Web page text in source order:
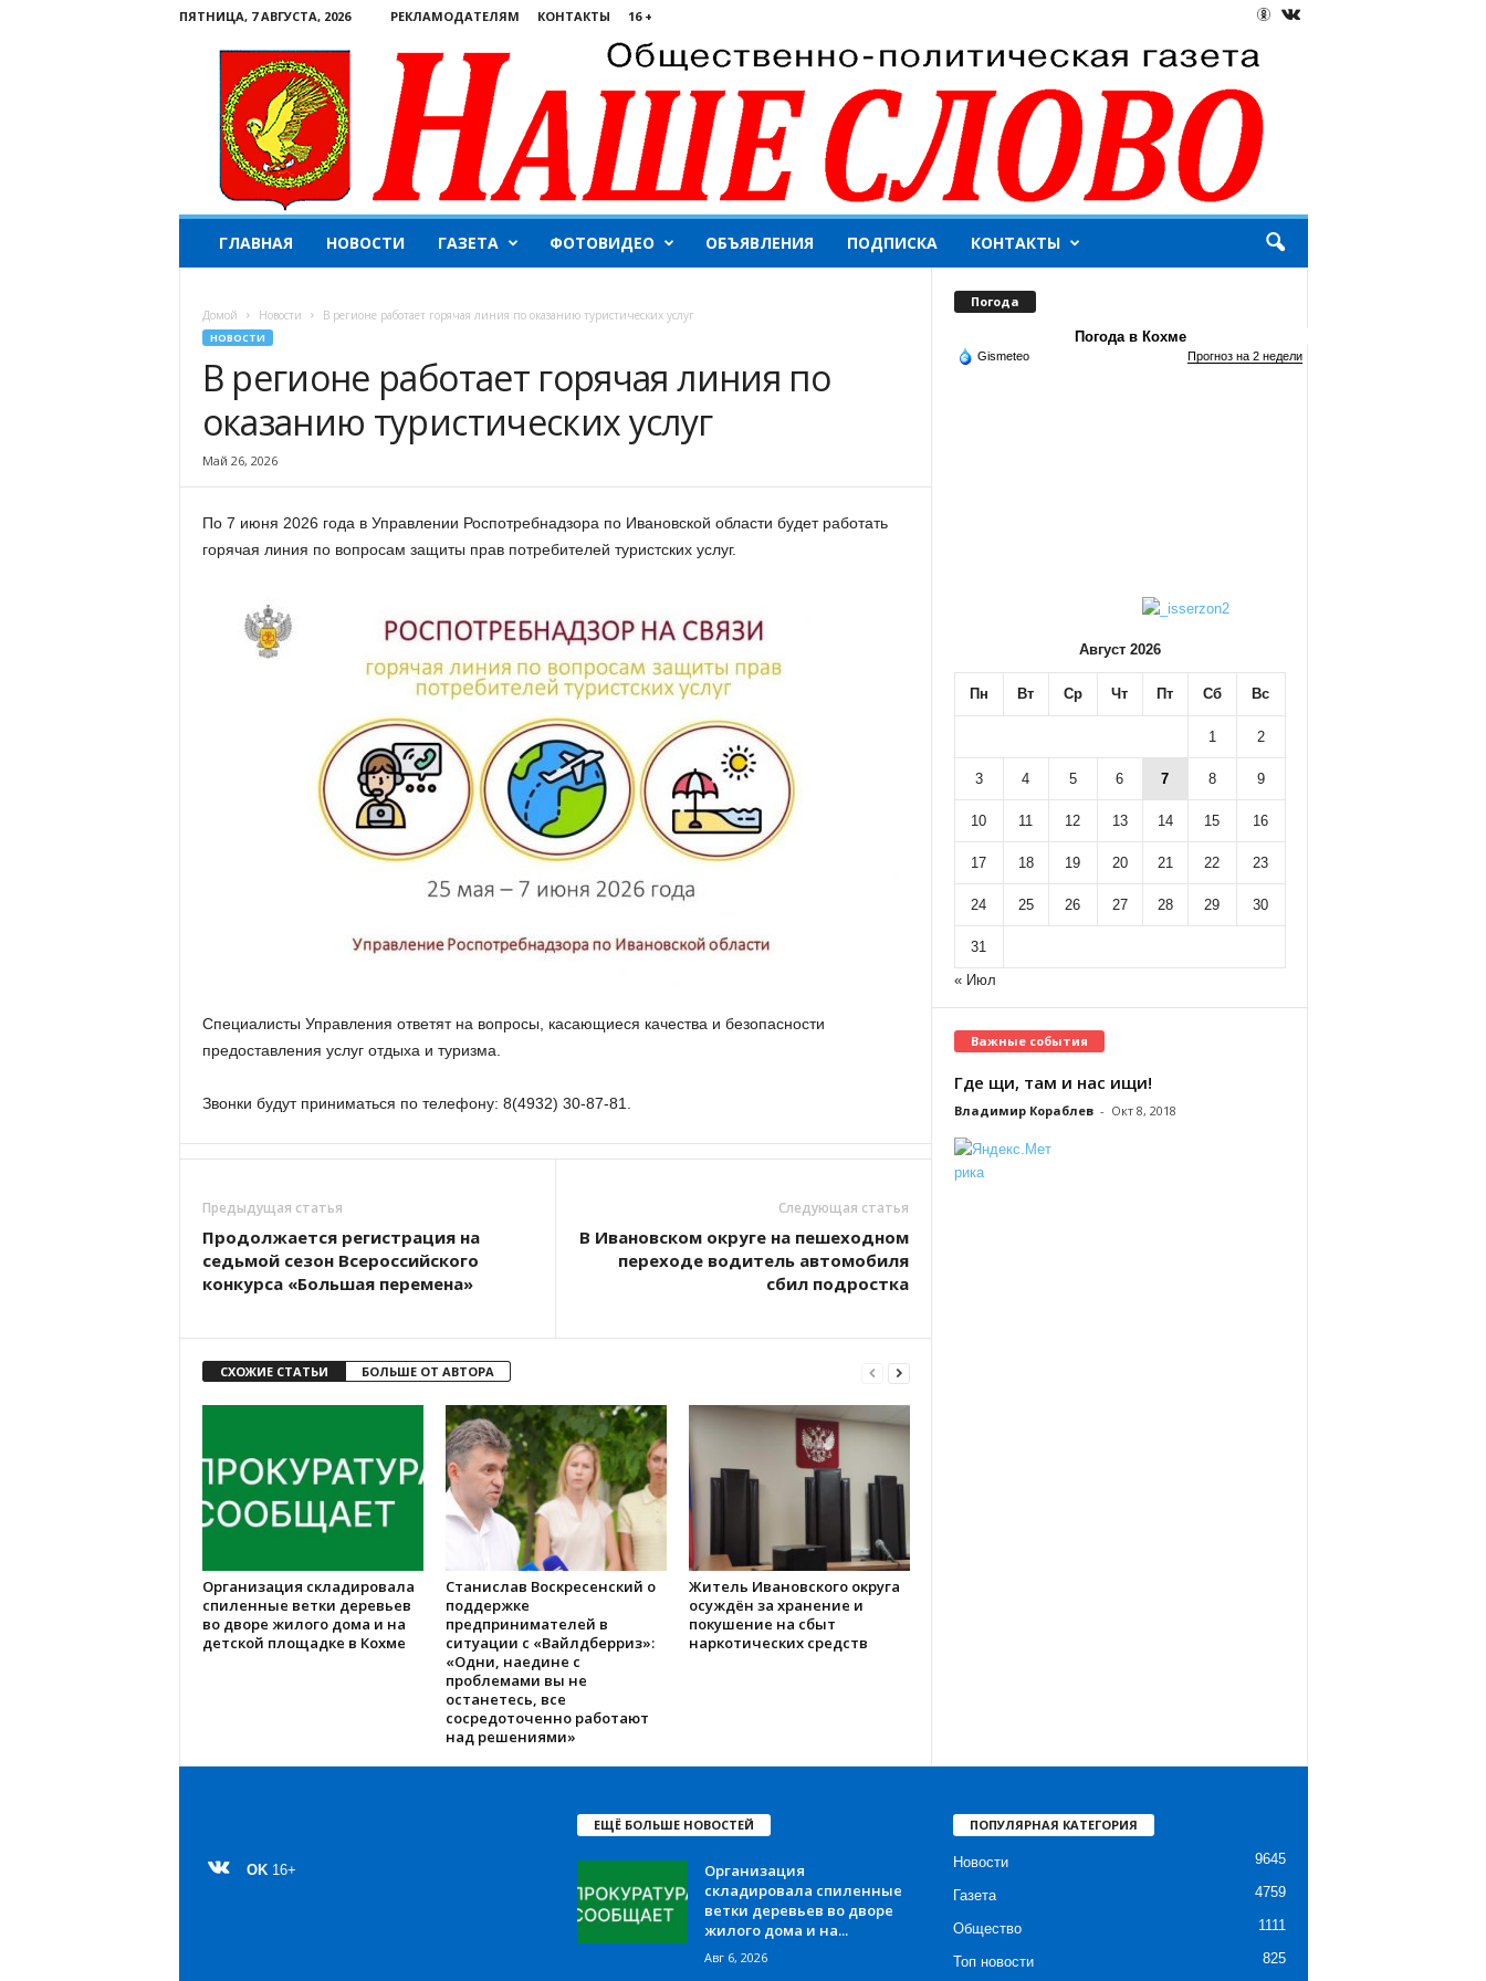
ПЯТНИЦА, 7 АВГУСТА, 2026 РЕКЛАМОДАТЕЛЯМ КОНТАКТЫ 16 +
ш
ГЛАВНАЯ НОВОСТИ ГАЗЕТА ФОТОВИДЕО ОБЪЯВЛЕНИЯ ПОДПИСКА КОНТАКТЫ
Домой Новости В регионе работает горячая линия по оказанию туристических услуг
НОВОСТИ
В регионе работает горячая линия по
оказанию туристических услуг
Май 26, 2026
По 7 июня 2026 года в Управлении Роспотребнадзора по Ивановской области будет работать
горячая линия по вопросам защиты прав потребителей туристских услуг.
Специалисты Управления ответят на вопросы, касающиеся качества и безопасности
предоставления услуг отдыха и туризма.
Звонки будут приниматься по телефону: 8(4932) 30-87-81.
Предыдущая статья
Продолжается регистрация на
седьмой сезон Всероссийского
конкурса «Большая перемена»
Следующая статья
В Ивановском округе на пешеходном
переходе водитель автомобиля
сбил подростка
СХОЖИЕ СТАТЬИ БОЛЬШЕ ОТ АВТОРА
Организация складировала
спиленные ветки деревьев
во дворе жилого дома и на
детской площадке в Кохме
Станислав Воскресенский о
поддержке
предпринимателей в
ситуации с «Вайлдберриз»:
«Одни, наедине с
проблемами вы не
останетесь, все
сосредоточенно работают
над решениями»
Житель Ивановского округа
осуждён за хранение и
покушение на сбыт
наркотических средств
Погода
Погода в Кохме
Gismeteo Прогноз на 2 недели
Август 2026
Пн Вт Ср Чт Пт Сб Вс
1 2
3 4 5 6 7 8 9
10 11 12 13 14 15 16
17 18 19 20 21 22 23
24 25 26 27 28 29 30
31
« Июл
Важные события
Где щи, там и нас ищи!
Владимир Кораблев - Окт 8, 2018
OK 16+
ЕЩЁ БОЛЬШЕ НОВОСТЕЙ
Организация
складировала спиленные
ветки деревьев во дворе
жилого дома и на...
Авг 6, 2026
ПОПУЛЯРНАЯ КАТЕГОРИЯ
Новости 9645
Газета 4759
Общество 1111
Топ новости 825